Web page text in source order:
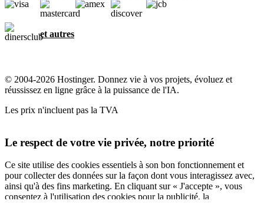
et autres
© 2004-2026 Hostinger. Donnez vie à vos projets, évoluez et
réussissez en ligne grâce à la puissance de l'IA.
Les prix n'incluent pas la TVA
Le respect de votre vie privée, notre priorité
Ce site utilise des cookies essentiels à son bon fonctionnement et
pour collecter des données sur la façon dont vous interagissez avec,
ainsi qu'à des fins marketing. En cliquant sur « J'accepte », vous
consentez à l'utilisation des cookies pour la publicité, la